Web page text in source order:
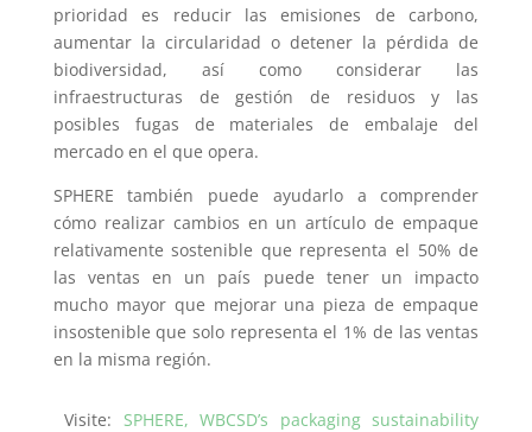
prioridad es reducir las emisiones de carbono,
aumentar la circularidad o detener la pérdida de
biodiversidad, así como considerar las
infraestructuras de gestión de residuos y las
posibles fugas de materiales de embalaje del
mercado en el que opera.
SPHERE también puede ayudarlo a comprender
cómo realizar cambios en un artículo de empaque
relativamente sostenible que representa el 50% de
las ventas en un país puede tener un impacto
mucho mayor que mejorar una pieza de empaque
insostenible que solo representa el 1% de las ventas
en la misma región.
Visite: SPHERE, WBCSD’s packaging sustainability